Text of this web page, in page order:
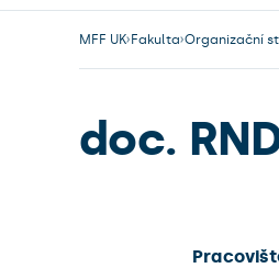
MFF UK Fakulta Organizační
doc.